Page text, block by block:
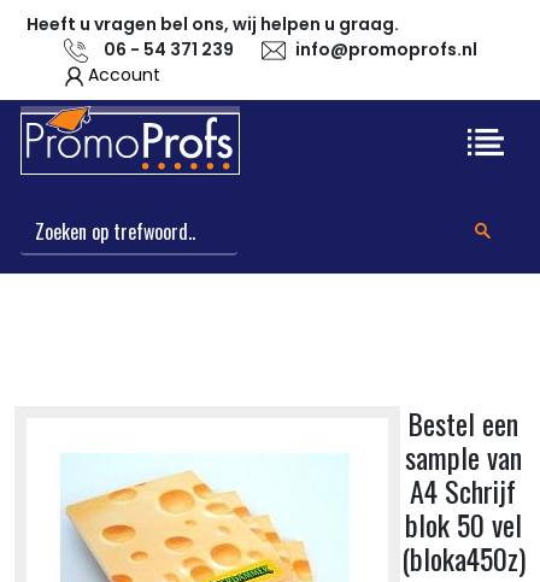
Heeft u vragen bel ons, wij helpen u graag.
06 - 54 371 239
info@promoprofs.nl
Account
Bestel een
sample van
A4 Schrijf
blok 50 vel
(bloka450z)